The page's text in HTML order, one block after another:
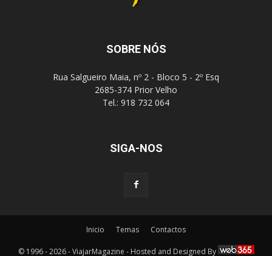
SOBRE NÓS
Rua Salgueiro Maia, nº 2 - Bloco 5 - 2º Esq
2685-374 Prior Velho
Tel.: 918 732 064
SIGA-NOS
Inicio Temas Contactos
© 1996 - 2026 - ViajarMagazine - Hosted and Designed By